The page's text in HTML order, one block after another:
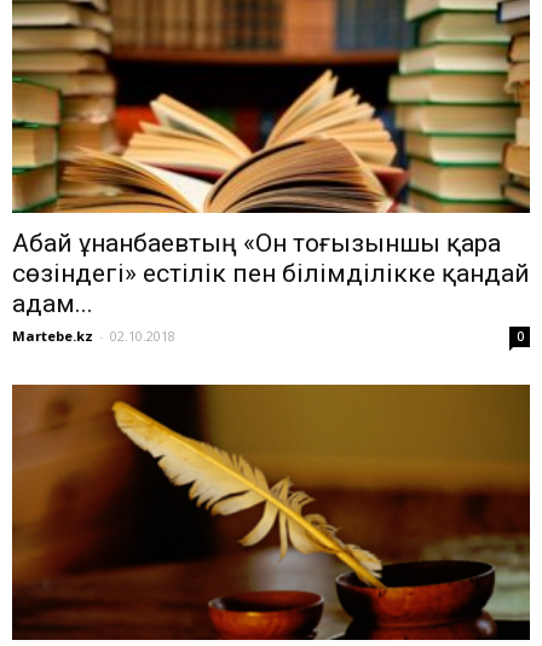
Абай Құнанбаевтың «Он тоғызыншы қара
сөзіндегі» естілік пен білімділікке қандай
адам...
Martebe.kz - 02.10.2018 0